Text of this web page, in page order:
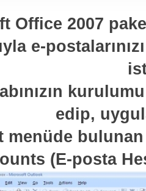
Office 2007
e-
edip,
menüde
(E-posta